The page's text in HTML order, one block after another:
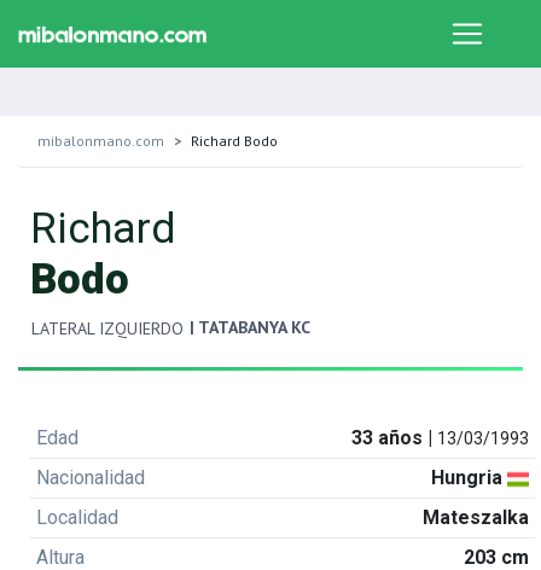
mibalonmano.com Richard Bodo
Richard
Bodo
LATERAL IZQUIERDO | TATABANYA KC
Edad 33 años | 13/03/1993
Nacionalidad
Hungria
Localidad
Mateszalka
Altura
203 cm